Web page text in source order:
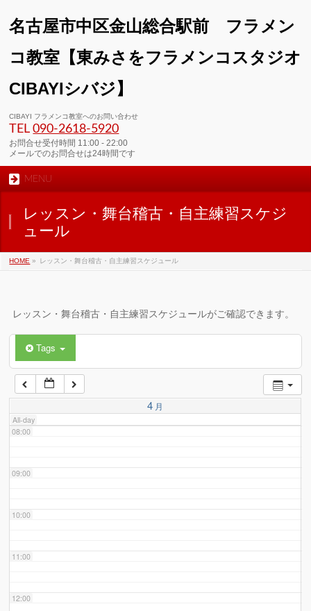
名古屋市中区金山総合駅前 フラメン
コ教室【東みさをフラメンコスタジオ
CIBAYIシバジ】
CIBAYI フラメンコ教室へのお問い合わせ
TEL090-2618‐5920
お問合せ受付時間 11:00 - 22:00
メールでのお問合せは24時間です
MENU
レッスン・舞台稽古・自主練習スケジ
ュール
HOME » レッスン・舞台稽古・自主練習スケジュール
レッスン・舞台稽古・自主練習スケジュールがご確認できます。
Tags
4 月
All-day
01:00
02:00
03:00
04:00
06:00
07:00
08:00
09:00
10:00
11:00
12:00